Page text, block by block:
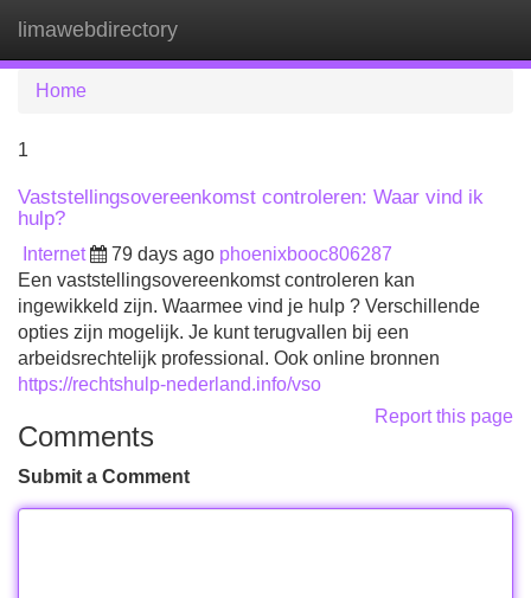
limawebdirectory
Home
1
Vaststellingsovereenkomst controleren: Waar vind ik
hulp?
Internet 79 days ago phoenixbooc806287
Een vaststellingsovereenkomst controleren kan
ingewikkeld zijn. Waarmee vind je hulp ? Verschillende
opties zijn mogelijk. Je kunt terugvallen bij een
arbeidsrechtelijk professional. Ook online bronnen
https://rechtshulp-nederland.info/vso
Report this page
Comments
Submit a Comment